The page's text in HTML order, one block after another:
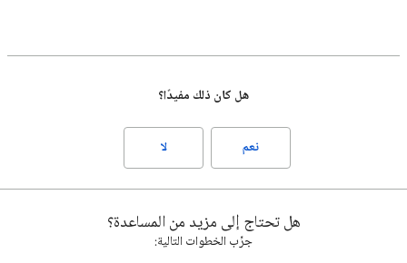
هل كان ذلك مفيدًا؟
نعم لا
هل تحتاج إلى مزيد من المساعدة؟
جرِّب الخطوات التالية: